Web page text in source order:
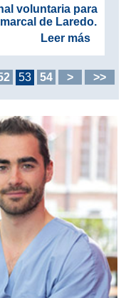
voluntaria para
de Laredo.
Leer más
53 54 > >>